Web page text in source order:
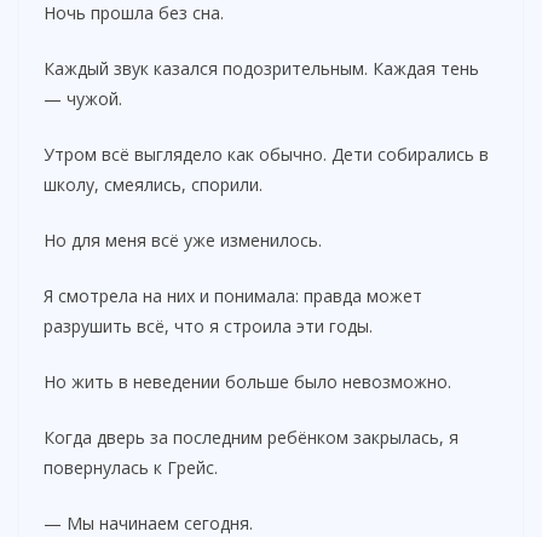
Ночь прошла без сна.
Каждый звук казался подозрительным. Каждая тень
— чужой.
Утром всё выглядело как обычно. Дети собирались в
школу, смеялись, спорили.
Но для меня всё уже изменилось.
Я смотрела на них и понимала: правда может
разрушить всё, что я строила эти годы.
Но жить в неведении больше было невозможно.
Когда дверь за последним ребёнком закрылась, я
повернулась к Грейс.
— Мы начинаем сегодня.